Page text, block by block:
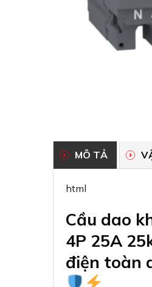
MÔ TẢ
html
Cầu dao
4P 25A
điện toàn